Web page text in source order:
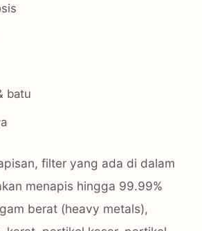
batu
filter yang ada di dalam
menapis hingga 99.99%
berat (heavy metals),